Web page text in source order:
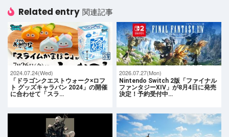
Related entry 関連記事
2024.07.24(Wed)
「ドラゴンクエストウォーク×ロフ
ト グッズキャラバン 2024」の開催
に合わせて「スラ…
2026.07.27(Mon)
Nintendo Switch 2版「ファイナル
ファンタジーXIV」が8月4日に発売
決定！予約受付中…